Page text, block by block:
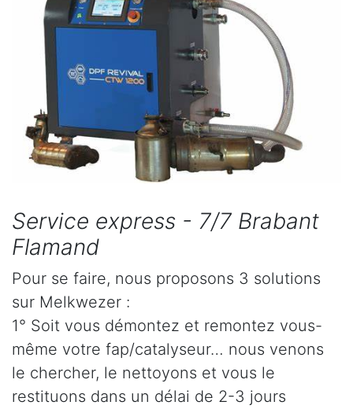
Service express - 7/7 Brabant
Flamand
Pour se faire, nous proposons 3 solutions
sur Melkwezer :
1° Soit vous démontez et remontez vous-
même votre fap/catalyseur… nous venons
le chercher, le nettoyons et vous le
restituons dans un délai de 2-3 jours